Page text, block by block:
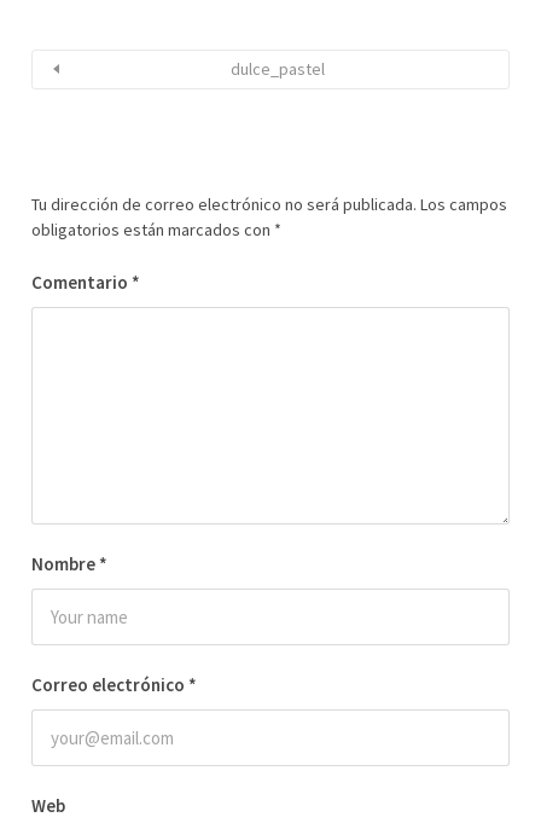
dulce_pastel
Tu dirección de correo electrónico no será publicada. Los campos
obligatorios están marcados con *
Comentario *
Nombre *
Correo electrónico *
Web